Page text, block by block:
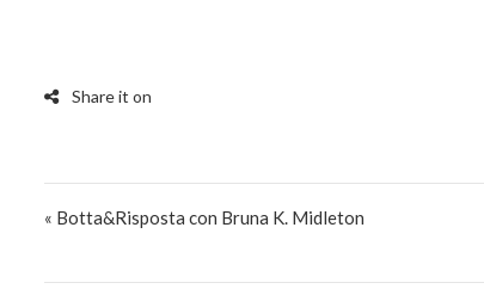
Navigazione articoli
« Botta&Risposta con Bruna K. Midleton